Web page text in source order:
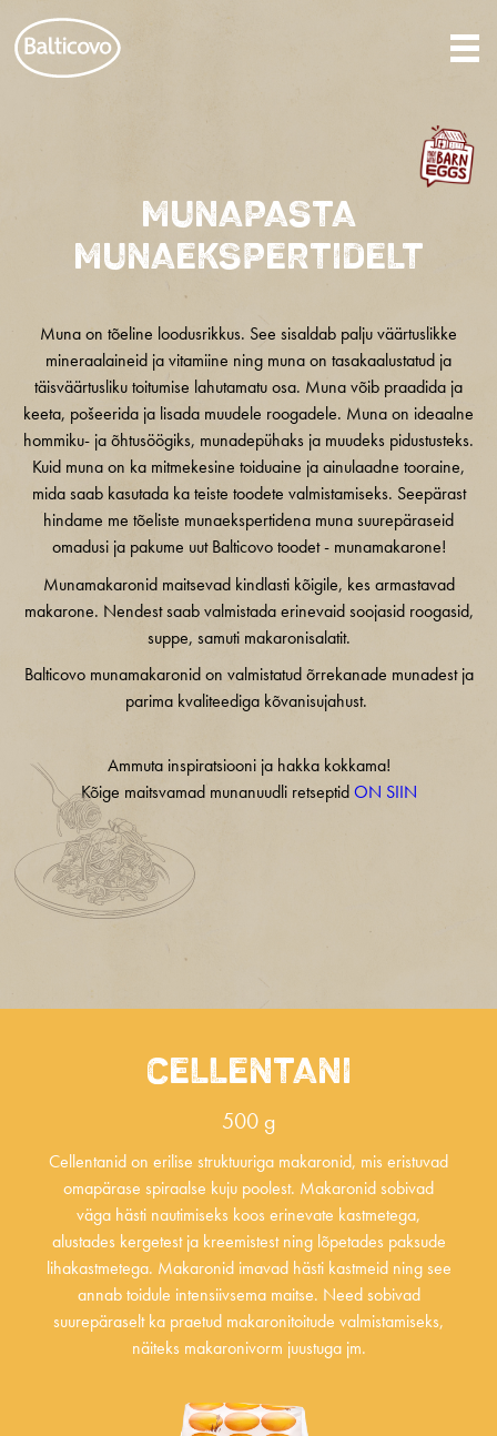
MUNAPASTA
MUNAEKSPERTIDELT
Muna on tõeline loodusrikkus. See sisaldab palju väärtuslikke
mineraalaineid ja vitamiine ning muna on tasakaalustatud ja
täisväärtusliku toitumise lahutamatu osa. Muna võib praadida ja
keeta, pošeerida ja lisada muudele roogadele. Muna on ideaalne
hommiku- ja õhtusöögiks, munadepühaks ja muudeks pidustusteks.
Kuid muna on ka mitmekesine toiduaine ja ainulaadne tooraine,
mida saab kasutada ka teiste toodete valmistamiseks. Seepärast
hindame me tõeliste munaekspertidena muna suurepäraseid
omadusi ja pakume uut Balticovo toodet - munamakarone!
Munamakaronid maitsevad kindlasti kõigile, kes armastavad
makarone. Nendest saab valmistada erinevaid soojasid roogasid,
suppe, samuti makaronisalatit.
Balticovo munamakaronid on valmistatud õrrekanade munadest ja
parima kvaliteediga kõvanisujahust.
Ammuta inspiratsiooni ja hakka kokkama!
Kõige maitsvamad munanuudli retseptidON SIIN
CELLENTANI
500 g
Cellentanid on erilise struktuuriga makaronid, mis eristuvad
omapärase spiraalse kuju poolest. Makaronid sobivad
väga hästi nautimiseks koos erinevate kastmetega,
alustades kergetest ja kreemistest ning lõpetades paksude
lihakastmetega. Makaronid imavad hästi kastmeid ning see
annab toidule intensiivsema maitse. Need sobivad
suurepäraselt ka praetud makaronitoitude valmistamiseks,
näiteks makaronivorm juustuga jm.